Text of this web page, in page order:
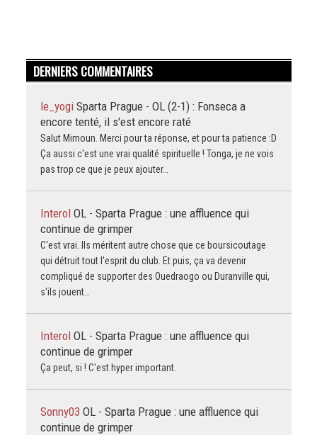
DERNIERS COMMENTAIRES
le_yogi Sparta Prague - OL (2-1) : Fonseca a
encore tenté, il s'est encore raté
Salut Mimoun. Merci pour ta réponse, et pour ta patience :D
Ça aussi c'est une vrai qualité spirituelle ! Tonga, je ne vois
pas trop ce que je peux ajouter…
Interol OL - Sparta Prague : une affluence qui
continue de grimper
C'est vrai. Ils méritent autre chose que ce boursicoutage
qui détruit tout l'esprit du club. Et puis, ça va devenir
compliqué de supporter des Ouedraogo ou Duranville qui,
s'ils jouent…
Interol OL - Sparta Prague : une affluence qui
continue de grimper
Ça peut, si ! C'est hyper important.
Sonny03 OL - Sparta Prague : une affluence qui
continue de grimper